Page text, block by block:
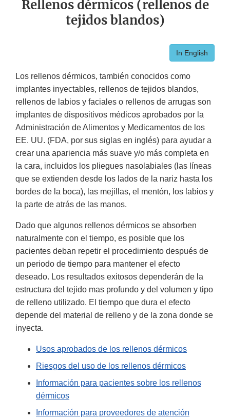
Rellenos dérmicos (rellenos de
tejidos blandos)
In English
Los rellenos dérmicos, también conocidos como
implantes inyectables, rellenos de tejidos blandos,
rellenos de labios y faciales o rellenos de arrugas son
implantes de dispositivos médicos aprobados por la
Administración de Alimentos y Medicamentos de los
EE. UU. (FDA, por sus siglas en inglés) para ayudar a
crear una apariencia más suave y/o más completa en
la cara, incluidos los pliegues nasolabiales (las líneas
que se extienden desde los lados de la nariz hasta los
bordes de la boca), las mejillas, el mentón, los labios y
la parte de atrás de las manos.
Dado que algunos rellenos dérmicos se absorben
naturalmente con el tiempo, es posible que los
pacientes deban repetir el procedimiento después de
un periodo de tiempo para mantener el efecto
deseado. Los resultados exitosos dependerán de la
estructura del tejido mas profundo y del volumen y tipo
de relleno utilizado. El tiempo que dura el efecto
depende del material de relleno y de la zona donde se
inyecta.
Usos aprobados de los rellenos dérmicos
Riesgos del uso de los rellenos dérmicos
Información para pacientes sobre los rellenos
dérmicos
Información para proveedores de atención